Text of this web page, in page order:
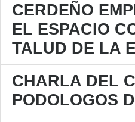
CERDEÑO
EL ESPACIO
TALUD DE LA
CHARLA DEL
PODOLOGOS